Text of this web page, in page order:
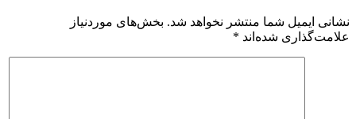
نشانی ایمیل شما منتشر نخواهد شد. بخش‌های موردنیاز
علامت‌گذاری شده‌اند *